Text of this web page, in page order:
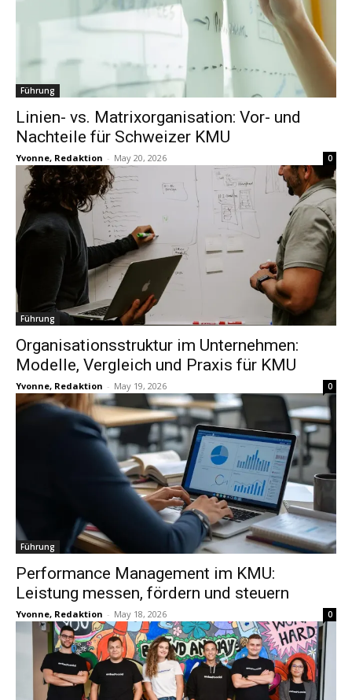
Führung
Linien- vs. Matrixorganisation: Vor- und
Nachteile für Schweizer KMU
Yvonne, Redaktion - May 20, 2026 0
Führung
Organisationsstruktur im Unternehmen:
Modelle, Vergleich und Praxis für KMU
Yvonne, Redaktion - May 19, 2026 0
Führung
Performance Management im KMU:
Leistung messen, fördern und steuern
Yvonne, Redaktion - May 18, 2026 0